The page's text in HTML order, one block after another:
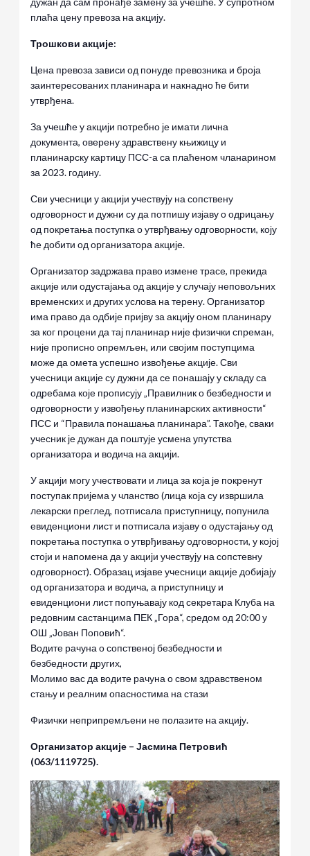
плаћа цену превоза на акцију.
Трошкови акције:
Цена превоза зависи од понуде превозника и броја
заинтересованих планинара и накнадно ће бити
утврђена.
За учешће у акцији потребно је имати лична
документа, оверену здравствену књижицу и
планинарску картицу ПСС-а са плаћеном чланарином
за 2023. годину.
Сви учесници у акцији учествују на сопствену
одговорност и дужни су да потпишу изјаву о одрицању
од покретања поступка о утврђвању одговорности, коју
ће добити од организатора акције.
Организатор задржава право измене трасе, прекида
акције или одустајања од акције у случају неповољних
временских и других услова на терену. Организатор
има право да одбије пријву за акцију оном планинару
за ког процени да тај планинар није физички спреман,
није прописно опремљен, или својим поступцима
може да омета успешно извођење акције. Сви
учесници акције су дужни да се понашају у складу са
одребама које прописују „Правилник о безбедности и
одговорности у извођењу планинарских активности“
ПСС и “Правила понашања планинара”. Такође, сваки
учесник је дужан да поштује усмена упутства
организатора и водича на акцији.
У акцији могу учествовати и лица за која је покренут
поступак пријема у чланство (лица која су извршила
лекарски преглед, потписала приступницу, попунила
евиденциони лист и потписала изјаву о одустајању од
покретања поступка о утврђивању одговорности, у којој
стоји и напомена да у акцији учествују на сопстевну
одговорност). Образац изјаве учесници акције добијају
од организатора и водича, а приступницу и
евиденциони лист попуњавају код секретара Клуба на
редовним састанцима ПЕК „Гора“, средом од 20:00 у
ОШ „Јован Поповић“.
Водите рачуна о сопственој безбедности и
безбедности других,
Молимо вас да водите рачуна о свом здравственом
стању и реалним опасностима на стази
Физички неприпремљени не полазите на акцију.
Организатор акције – Јасмина Петровић
(063/1119725).